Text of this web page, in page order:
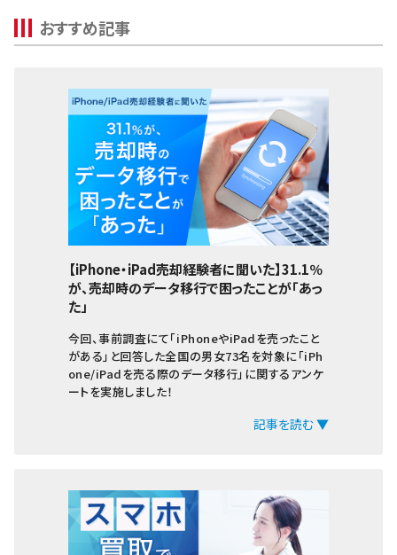
Xiaomi
Qua tab
MediaPad
LAVIE Tab
YOGA Tab
Surface
Galaxyタブ
Pixel Tab
おすすめ記事
【iPhone・iPad売却経験者に聞いた】31.1％
が、売却時のデータ移行で困ったことが「あっ
た」
今回、事前調査にて「iPhoneやiPadを売ったこと
がある」と回答した全国の男女73名を対象に「iPh
one/iPadを売る際のデータ移行」に関するアンケ
ートを実施しました！
記事を読む ▼